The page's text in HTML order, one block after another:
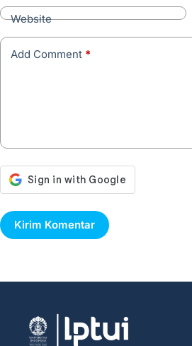
Website
Add Comment *
Kirim Komentar